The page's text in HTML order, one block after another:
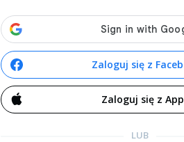
Zaloguj się z
Zaloguj się z
LUB